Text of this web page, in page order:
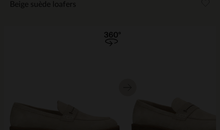
Beige suède loafers